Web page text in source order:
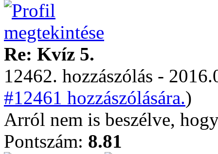
Re: Kvíz 5.
12462. hozzászólás -
#12461 hozzászólására.)
Arról nem is beszélve,
Pontszám: 8.81